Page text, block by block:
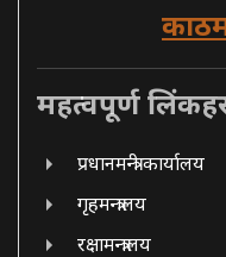
महत्वपूर्ण
प्रधानमन्त्री कार्यालय
गृहमन्त्रालय
रक्षामन्त्रालय